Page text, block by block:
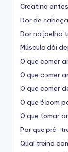
Creatina
Dor de
Dor no joelho
Músculo dói
O que comer
O que comer
O que comer
O que é bom
O que tomar
Por que pré-
Qual treino